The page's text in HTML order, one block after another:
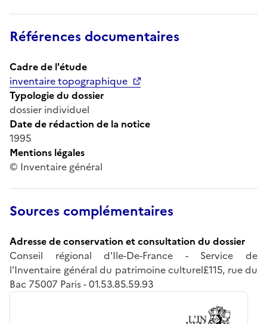
Références documentaires
Cadre de l'étude
inventaire topographique
Typologie du dossier
dossier individuel
Date de rédaction de la notice
1995
Mentions légales
© Inventaire général
Sources complémentaires
Adresse de conservation et consultation du dossier
Conseil régional d'Ile-De-France - Service de
l'Inventaire général du patrimoine culturel£115, rue du
Bac 75007 Paris - 01.53.85.59.93